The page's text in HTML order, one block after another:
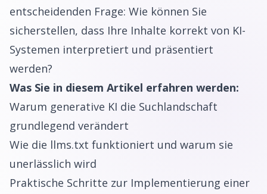
entscheidenden Frage: Wie können Sie
sicherstellen, dass Ihre Inhalte korrekt von KI-
Systemen interpretiert und präsentiert
werden?
Was Sie in diesem Artikel erfahren werden:
Warum generative KI die Suchlandschaft
grundlegend verändert
Wie die llms.txt funktioniert und warum sie
unerlässlich wird
Praktische Schritte zur Implementierung einer